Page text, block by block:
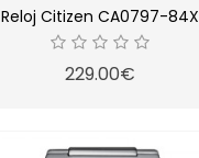
Reloj Citizen CA0797-84X
229.00€